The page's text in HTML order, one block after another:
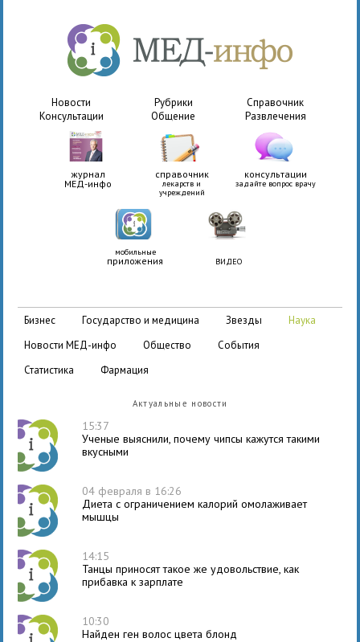
Новости Рубрики
Справочник
Консультации
Общение Развлечения
журнал
МЕД-инфо
справочник
лекарств и
учреждений
консультации
задайте вопрос врачу
мобильные
приложения ВИДЕО
бизнес государство и медицина звезды
наука
новости МЕД-инфо
общество
события
статистика
фармация
Актуальные новости
15:37
Ученые выяснили, почему чипсы кажутся такими
вкусными
04 февраля в 16:26
Диета с ограничением калорий омолаживает
мышцы
14:15
Танцы приносят такое же удовольствие, как
прибавка к зарплате
10:30
Найден ген волос цвета блонд